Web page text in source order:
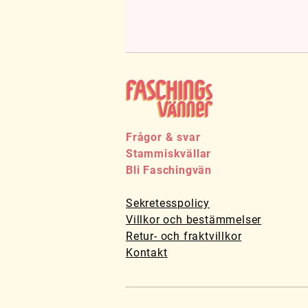
Vi vill att alla ska
Kom ihåg att ta med
Frågor & svar
Stammiskvällar
Bli Faschingvän
Sekretesspolicy
Villkor och bestämmelser
Retur- och fraktvillkor
Kontakt